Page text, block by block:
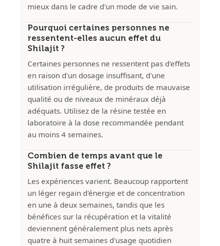
mieux dans le cadre d'un mode de vie sain.
Pourquoi certaines personnes ne
ressentent-elles aucun effet du
Shilajit ?
Certaines personnes ne ressentent pas d'effets
en raison d'un dosage insuffisant, d'une
utilisation irrégulière, de produits de mauvaise
qualité ou de niveaux de minéraux déjà
adéquats. Utilisez de la résine testée en
laboratoire à la dose recommandée pendant
au moins 4 semaines.
Combien de temps avant que le
Shilajit fasse effet ?
Les expériences varient. Beaucoup rapportent
un léger regain d'énergie et de concentration
en une à deux semaines, tandis que les
bénéfices sur la récupération et la vitalité
deviennent généralement plus nets après
quatre à huit semaines d'usage quotidien